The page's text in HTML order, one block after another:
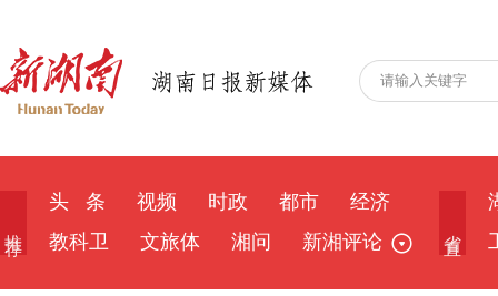
头 条 视频 时政 都市
经济
教科卫
文旅体 湘问 新湘评论